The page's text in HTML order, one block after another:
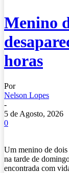
Menino
horas
Por
Nelson Lopes
-
5 de Agosto, 2026
0
Um menino de dois
na tarde de
encontrada com